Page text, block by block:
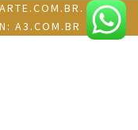
ALL
A3.COM.BR